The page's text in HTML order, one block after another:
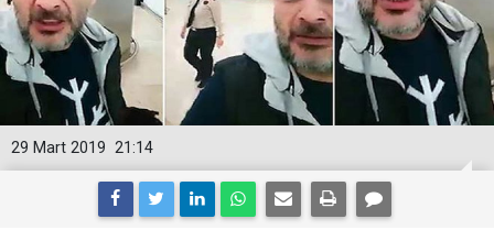
21:14
29 Mart 2019